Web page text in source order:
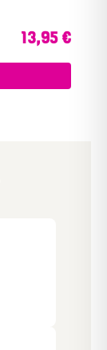
13,95 €